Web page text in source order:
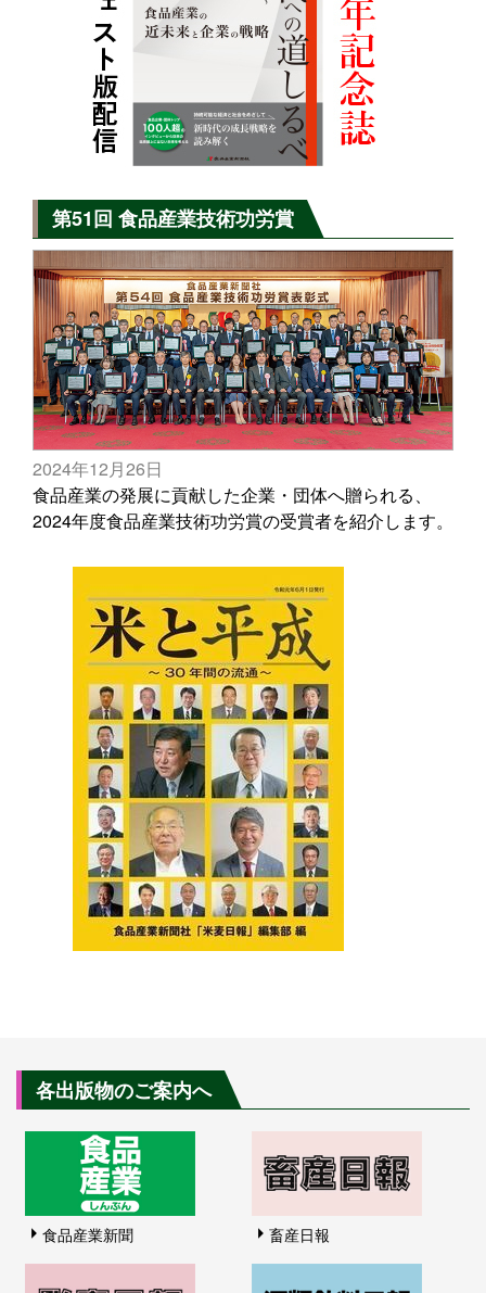
第51回 食品産業技術功労賞
2024年12月26日
食品産業の発展に貢献した企業・団体へ贈られる、
2024年度食品産業技術功労賞の受賞者を紹介します。
各出版物のご案内へ
食品産業新聞 畜産日報